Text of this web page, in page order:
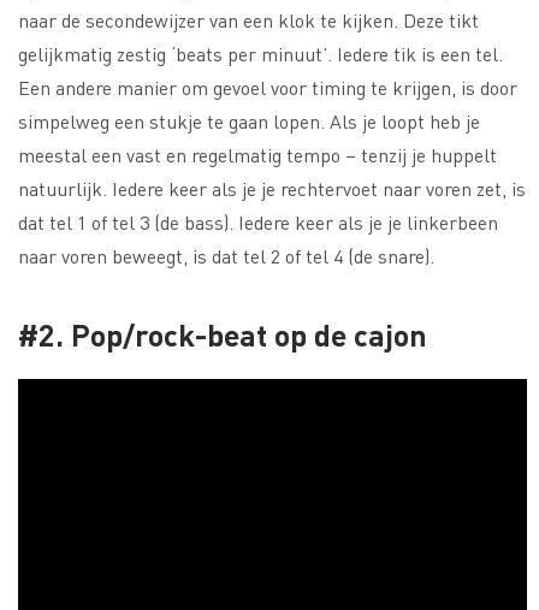
naar de secondewijzer van een klok te kijken. Deze tikt
gelijkmatig zestig ‘beats per minuut’. Iedere tik is een tel.
Een andere manier om gevoel voor timing te krijgen, is door
simpelweg een stukje te gaan lopen. Als je loopt heb je
meestal een vast en regelmatig tempo – tenzij je huppelt
natuurlijk. Iedere keer als je je rechtervoet naar voren zet, is
dat tel 1 of tel 3 (de bass). Iedere keer als je je linkerbeen
naar voren beweegt, is dat tel 2 of tel 4 (de snare).
#2. Pop/rock-beat op de cajon